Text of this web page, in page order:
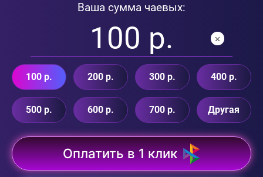
Ваша сумма чаевых:
100 р. 200 р. 300 р. 400 р.
500 р. 600 р. 700 р. Другая
Оплатить в 1 клик